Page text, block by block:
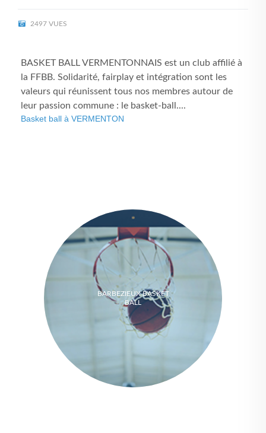
2497 VUES
BASKET BALL VERMENTONNAIS est un club affilié à
la FFBB. Solidarité, fairplay et intégration sont les
valeurs qui réunissent tous nos membres autour de
leur passion commune : le basket-ball....
Basket ball à VERMENTON
BARBEZIEUX BASKET
BALL